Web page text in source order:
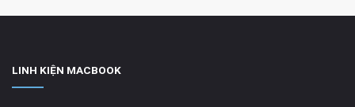
LINH KIỆN MACBOOK